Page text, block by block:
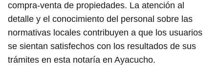
compra-venta de propiedades. La atención al
detalle y el conocimiento del personal sobre las
normativas locales contribuyen a que los usuarios
se sientan satisfechos con los resultados de sus
trámites en esta notaría en Ayacucho.